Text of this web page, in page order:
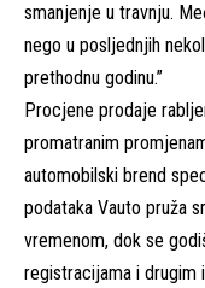
smanjenje u travnju.
nego u posljednjih
prethodnu godinu.”
Procjene prodaje
promatranim
automobilski brend
podataka Vauto pruža
vremenom, dok se
registracijama i drugim